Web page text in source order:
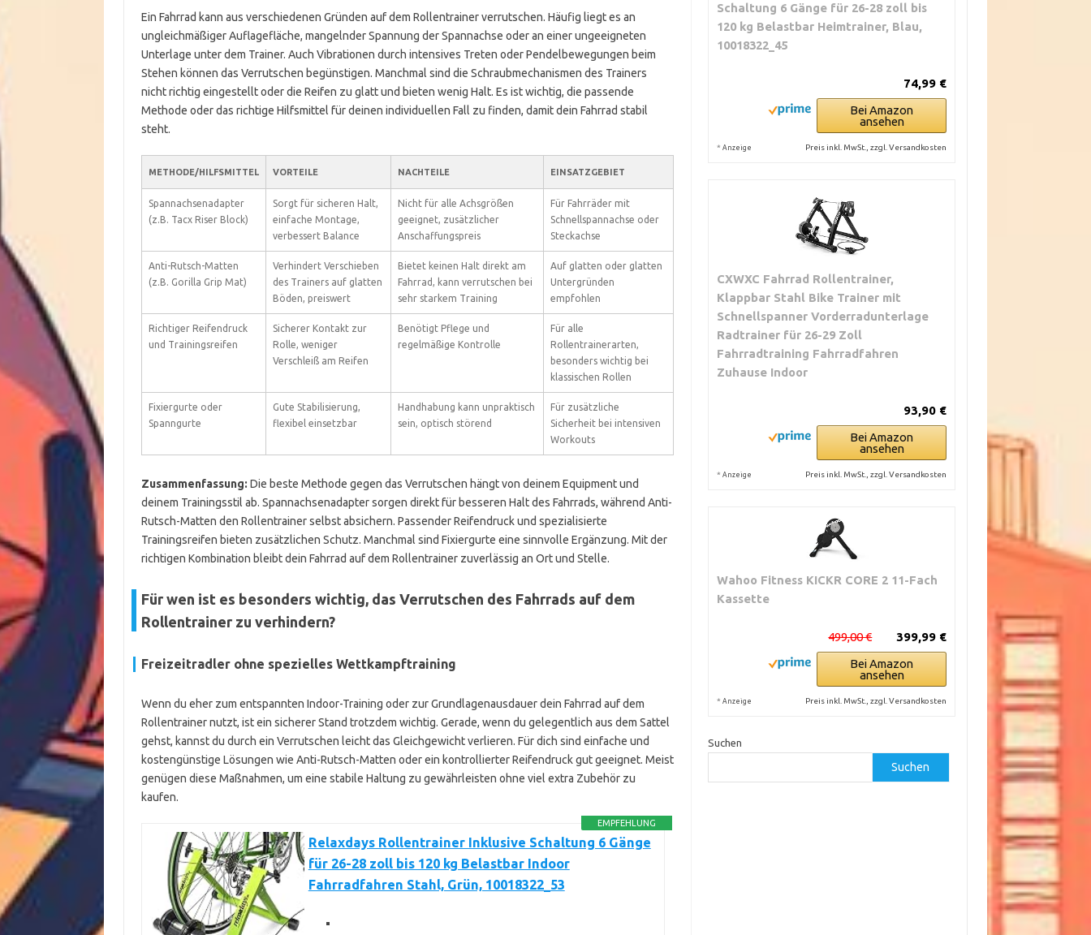
Ein Fahrrad kann aus verschiedenen Gründen auf dem Rollentrainer verrutschen. Häufig liegt es an
ungleichmäßiger Auflagefläche, mangelnder Spannung der Spannachse oder an einer ungeeigneten
Unterlage unter dem Trainer. Auch Vibrationen durch intensives Treten oder Pendelbewegungen beim
Stehen können das Verrutschen begünstigen. Manchmal sind die Schraubmechanismen des Trainers
nicht richtig eingestellt oder die Reifen zu glatt und bieten wenig Halt. Es ist wichtig, die passende
Methode oder das richtige Hilfsmittel für deinen individuellen Fall zu finden, damit dein Fahrrad stabil
steht.
METHODE/HILFSMITTEL VORTEILE NACHTEILE EINSATZGEBIET
Spannachsenadapter
(z.B. Tacx Riser Block)
Sorgt für sicheren Halt,
einfache Montage,
verbessert Balance
Nicht für alle Achsgrößen
geeignet, zusätzlicher
Anschaffungspreis
Für Fahrräder mit
Schnellspannachse oder
Steckachse
Anti-Rutsch-Matten
(z.B. Gorilla Grip Mat)
Verhindert Verschieben
des Trainers auf glatten
Böden, preiswert
Bietet keinen Halt direkt am
Fahrrad, kann verrutschen bei
sehr starkem Training
Auf glatten oder glatten
Untergründen
empfohlen
Richtiger Reifendruck
und Trainingsreifen
Sicherer Kontakt zur
Rolle, weniger
Verschleiß am Reifen
Benötigt Pflege und
regelmäßige Kontrolle
Für alle
Rollentrainerarten,
besonders wichtig bei
klassischen Rollen
Fixiergurte oder
Spanngurte
Gute Stabilisierung,
flexibel einsetzbar
Handhabung kann unpraktisch
sein, optisch störend
Für zusätzliche
Sicherheit bei intensiven
Workouts
Zusammenfassung: Die beste Methode gegen das Verrutschen hängt von deinem Equipment und
deinem Trainingsstil ab. Spannachsenadapter sorgen direkt für besseren Halt des Fahrrads, während Anti-
Rutsch-Matten den Rollentrainer selbst absichern. Passender Reifendruck und spezialisierte
Trainingsreifen bieten zusätzlichen Schutz. Manchmal sind Fixiergurte eine sinnvolle Ergänzung. Mit der
richtigen Kombination bleibt dein Fahrrad auf dem Rollentrainer zuverlässig an Ort und Stelle.
Für wen ist es besonders wichtig, das Verrutschen des Fahrrads auf dem
Rollentrainer zu verhindern?
Freizeitradler ohne spezielles Wettkampftraining
Wenn du eher zum entspannten Indoor-Training oder zur Grundlagenausdauer dein Fahrrad auf dem
Rollentrainer nutzt, ist ein sicherer Stand trotzdem wichtig. Gerade, wenn du gelegentlich aus dem Sattel
gehst, kannst du durch ein Verrutschen leicht das Gleichgewicht verlieren. Für dich sind einfache und
kostengünstige Lösungen wie Anti-Rutsch-Matten oder ein kontrollierter Reifendruck gut geeignet. Meist
genügen diese Maßnahmen, um eine stabile Haltung zu gewährleisten ohne viel extra Zubehör zu
kaufen.
EMPFEHLUNG
Relaxdays Rollentrainer Inklusive Schaltung 6 Gänge
für 26-28 zoll bis 120 kg Belastbar Indoor
Fahrradfahren Stahl, Grün, 10018322_53
Schaltung 6 Gänge für 26-28 zoll bis
120 kg Belastbar Heimtrainer, Blau,
10018322_45
74,99 €
Bei Amazon
ansehen
* Anzeige Preis inkl. MwSt., zzgl. Versandkosten
CXWXC Fahrrad Rollentrainer,
Klappbar Stahl Bike Trainer mit
Schnellspanner Vorderradunterlage
Radtrainer für 26-29 Zoll
Fahrradtraining Fahrradfahren
Zuhause Indoor
93,90 €
Bei Amazon
ansehen
* Anzeige Preis inkl. MwSt., zzgl. Versandkosten
Wahoo Fitness KICKR CORE 2 11-Fach
Kassette
399,99 €
499,00 €
Bei Amazon
ansehen
* Anzeige Preis inkl. MwSt., zzgl. Versandkosten
Suchen
Suchen